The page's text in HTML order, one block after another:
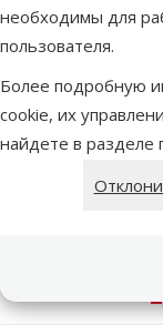
необходимы для
пользователя.
Более подробную
cookie, их
найдете в разделе